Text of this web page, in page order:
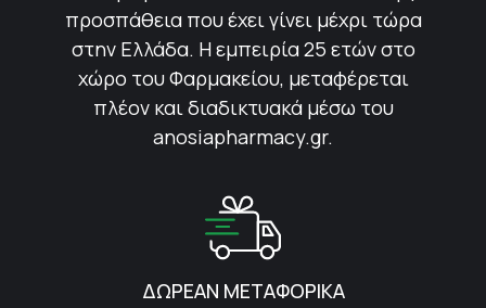
προσπάθεια που έχει γίνει μέχρι τώρα
στην Ελλάδα. Η εμπειρία 25 ετών στο
χώρο του Φαρμακείου, μεταφέρεται
πλέον και διαδικτυακά μέσω του
anosiapharmacy.gr.
ΔΩΡΕΑΝ ΜΕΤΑΦΟΡΙΚΑ